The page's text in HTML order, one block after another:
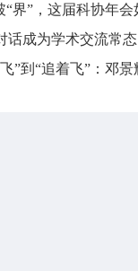
话成为学术交流常态